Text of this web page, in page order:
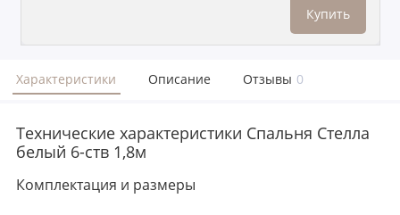
Купить
Характеристики Описание Отзывы 0
Технические характеристики Спальня Стелла
белый 6-ств 1,8м
Комплектация и размеры